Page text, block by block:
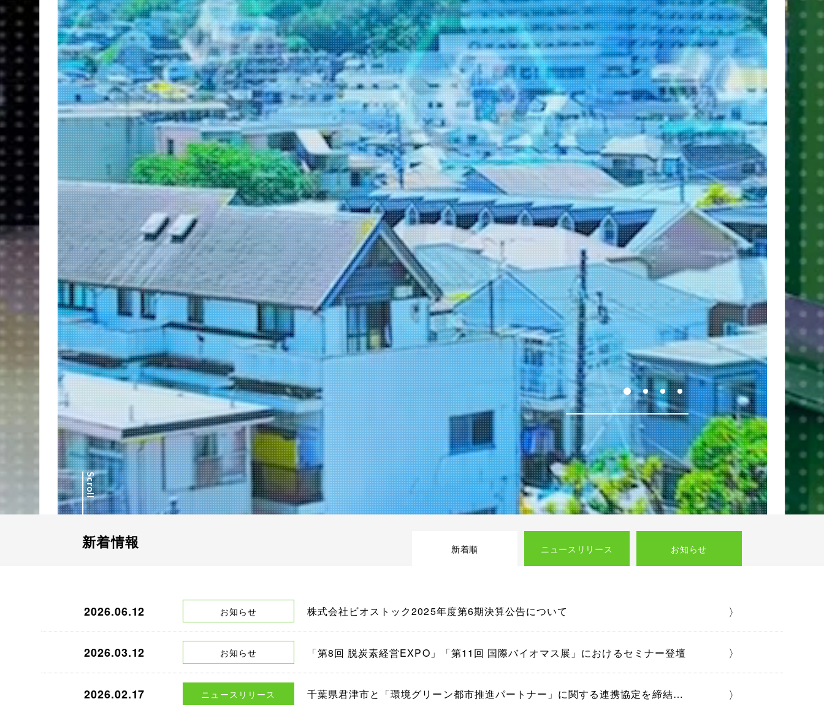
Scroll
新着情報 新着順 ニュースリリース お知らせ
2026.06.12 お知らせ 株式会社ビオストック2025年度第6期決算公告について 〉
2026.03.12 お知らせ 「第8回 脱炭素経営EXPO」「第11回 国際バイオマス展」におけるセミナー登壇 〉
2026.02.17 ニュースリリース
千葉県君津市と「環境グリーン都市推進パートナー」に関する連携協定を締結
〉